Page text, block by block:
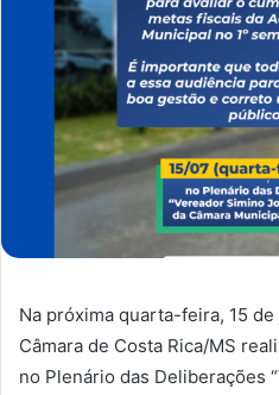
Na próxima quarta-feira, 15
Câmara de Costa Rica/MS
no Plenário das Deliberações